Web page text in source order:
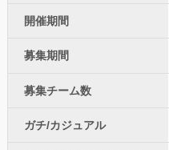
開催期間
募集期間
募集チーム数
ガチ/カジュアル